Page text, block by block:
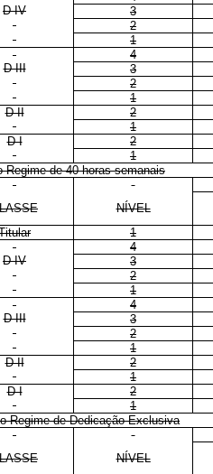
D IV
3
2
1
4
D III
3
2
1
D II
2
1
D I
2
1
Regime de 40 horas semanais
NÍVEL
1
4
D IV
3
2
1
4
D III
3
2
1
D II
2
1
D I
2
1
Regime de Dedicação Exclusiva
NÍVEL